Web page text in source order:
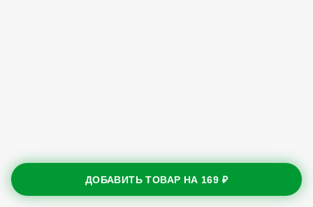
ДОБАВИТЬ ТОВАР НА 169 ₽